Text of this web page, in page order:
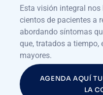
Esta visión integral
cientos de pacientes a
abordando síntomas
que, tratados a tiempo,
mayores.
AGENDA AQUÍ
LA